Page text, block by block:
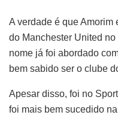
A verdade é que Amorim
do Manchester United
nome já foi abordado
bem sabido ser o clube
Apesar disso, foi no
foi mais bem sucedido